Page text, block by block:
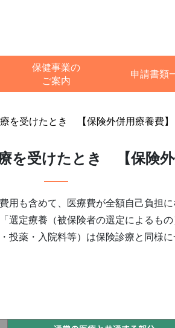
保健事業の
ご案内
申請書類
を受けたとき 【保険外併用療養費】
を受けたとき 【保険外
用も含めて、医療費が全額自己負担
選定療養（被保険者の選定によるも
投薬・入院料等）は保険診療と同様